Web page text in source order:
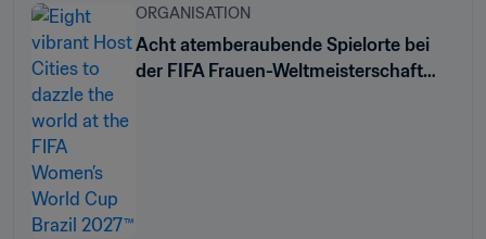
ORGANISATION
Acht atemberaubende Spielorte bei
der FIFA Frauen-Weltmeisterschaft